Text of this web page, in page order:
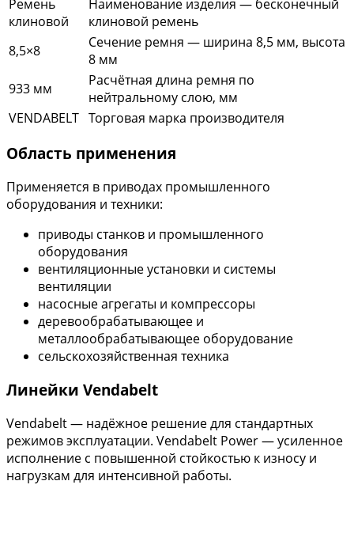
Ремень
клиновой
Наименование изделия — бесконечный
клиновой ремень
8,5×8
Сечение ремня — ширина 8,5 мм, высота
8 мм
933 мм
Расчётная длина ремня по
нейтральному слою, мм
VENDABELT Торговая марка производителя
Область применения
Применяется в приводах промышленного
оборудования и техники:
приводы станков и промышленного
оборудования
вентиляционные установки и системы
вентиляции
насосные агрегаты и компрессоры
деревообрабатывающее и
металлообрабатывающее оборудование
сельскохозяйственная техника
Линейки Vendabelt
Vendabelt — надёжное решение для стандартных
режимов эксплуатации. Vendabelt Power — усиленное
исполнение с повышенной стойкостью к износу и
нагрузкам для интенсивной работы.